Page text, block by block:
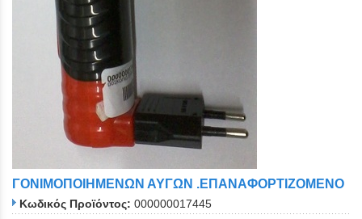
ΓΟΝΙΜΟΠΟΙΗΜΕΝΩΝ ΑΥΓΩΝ .ΕΠΑΝΑΦΟΡΤΙΖΟΜΕΝΟ
Κωδικός Προϊόντος: 000000017445